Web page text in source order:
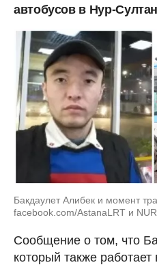
автобусов в Нур-
Бакдаулет Алибек и момент
facebook.com/AstanaLRT и
Сообщение о том, что
который также